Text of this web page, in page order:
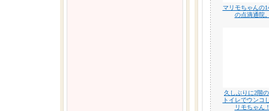
マリモちゃんの
の点滴通院
久しぶりに2階
トイレでウンコ
リモちゃん